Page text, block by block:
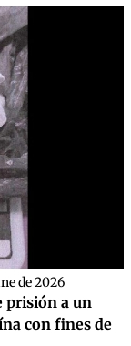
de 2026
prisión a un
con fines de